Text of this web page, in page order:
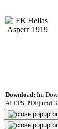
Download: Im
AI EPS, PDF) und